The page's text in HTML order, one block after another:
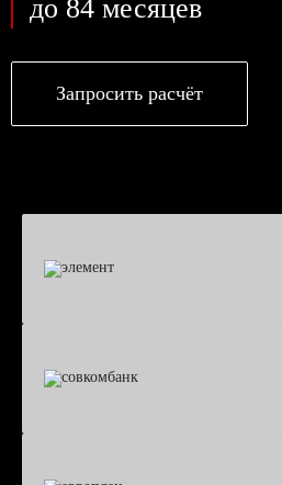
до 84 месяцев
Запросить расчёт